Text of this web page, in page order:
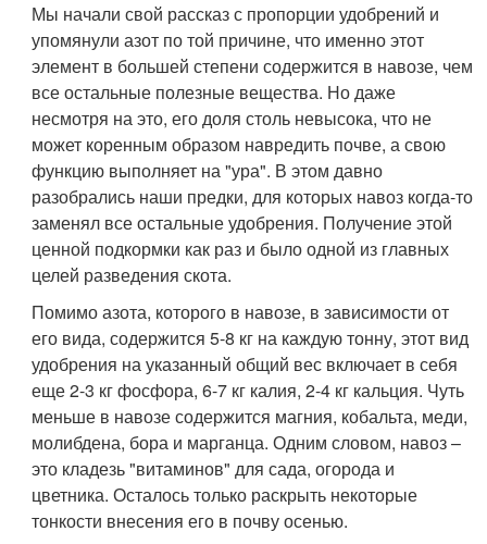
Мы начали свой рассказ с пропорции удобрений и
упомянули азот по той причине, что именно этот
элемент в большей степени содержится в навозе, чем
все остальные полезные вещества. Но даже
несмотря на это, его доля столь невысока, что не
может коренным образом навредить почве, а свою
функцию выполняет на "ура". В этом давно
разобрались наши предки, для которых навоз когда-то
заменял все остальные удобрения. Получение этой
ценной подкормки как раз и было одной из главных
целей разведения скота.
Помимо азота, которого в навозе, в зависимости от
его вида, содержится 5-8 кг на каждую тонну, этот вид
удобрения на указанный общий вес включает в себя
еще 2-3 кг фосфора, 6-7 кг калия, 2-4 кг кальция. Чуть
меньше в навозе содержится магния, кобальта, меди,
молибдена, бора и марганца. Одним словом, навоз –
это кладезь "витаминов" для сада, огорода и
цветника. Осталось только раскрыть некоторые
тонкости внесения его в почву осенью.